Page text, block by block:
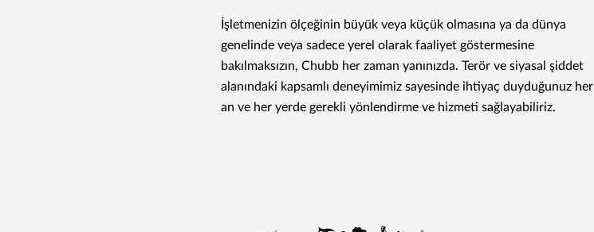
İşletmenizin ölçeğinin büyük veya küçük olmasına ya da dünya
genelinde veya sadece yerel olarak faaliyet göstermesine
bakılmaksızın, Chubb her zaman yanınızda. Terör ve siyasal şiddet
alanındaki kapsamlı deneyimimiz sayesinde ihtiyaç duyduğunuz her
an ve her yerde gerekli yönlendirme ve hizmeti sağlayabiliriz.